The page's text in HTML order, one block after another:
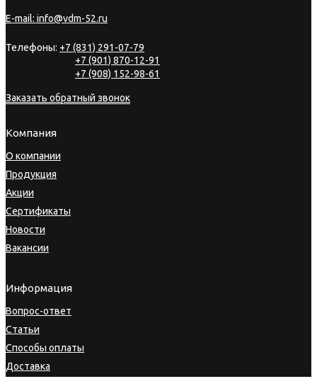
E-mail: info@vdm-52.ru
Телефоны: +7 (831) 291-07-79
+7 (901) 870-12-91
+7 (908) 152-98-61
Заказать обратный звонок
Компания
О компании
Продукция
Акции
Сертификаты
Новости
Вакансии
Информация
Вопрос-ответ
Статьи
Способы оплаты
Доставка